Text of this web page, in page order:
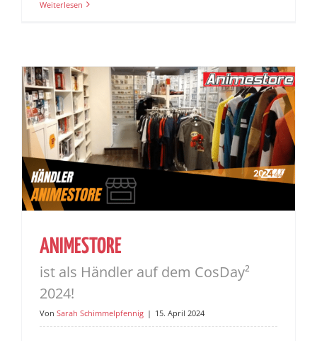
Weiterlesen
ANIMESTORE
ist als Händler auf dem CosDay²
2024!
Von Sarah Schimmelpfennig | 15. April 2024